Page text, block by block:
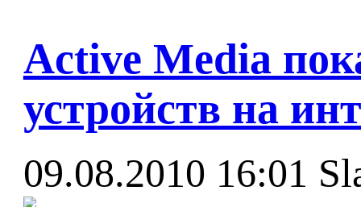
Active Media
устройств на
09.08.2010 16:01